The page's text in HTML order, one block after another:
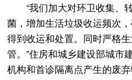
“我们加大对环卫收集、
菌，增加生活垃圾收运频次
得到收运和处置。同时严格
管。”住房和城乡建设部城市
机构和首诊隔离点产生的废